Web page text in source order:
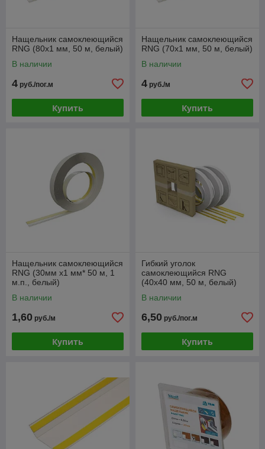
Нащельник самоклеющийся
RNG (80x1 мм, 50 м, белый)
В наличии
4 руб./пог.м
Купить
Нащельник самоклеющийся
RNG (70x1 мм, 50 м, белый)
В наличии
4 руб./м
Купить
Нащельник самоклеющийся
RNG (30мм x1 мм* 50 м, 1
м.п., белый)
В наличии
1,60 руб./м
Купить
Гибкий уголок
самоклеющийся RNG
(40х40 мм, 50 м, белый)
В наличии
6,50 руб./пог.м
Купить